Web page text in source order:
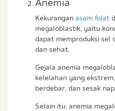
Kekurangan asam folat
megaloblastik, yaitu
dapat memproduksi sel
dan sehat.
Gejala anemia
kelelahan yang
berdebar, dan sesak
Selain itu, anemia